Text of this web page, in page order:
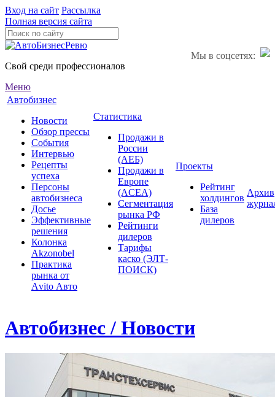
Вход на сайт Рассылка
Полная версия сайта
Мы в соцсетях:
Свой среди профессионалов
Меню
Автобизнес
Новости
Обзор прессы
События
Интервью
Рецепты
успеха
Персоны
автобизнеса
Досье
Эффективные
решения
Колонка
Akzonobel
Практика
рынка от
Аvito Авто
Статистика
Продажи в
России
(АЕБ)
Продажи в
Европе
(ACEA)
Сегментация
рынка РФ
Рейтинги
дилеров
Тарифы
каско (ЭЛТ-
ПОИСК)
Проекты
Рейтинг
холдингов
База
дилеров
Архив
Автобизнес / Новости